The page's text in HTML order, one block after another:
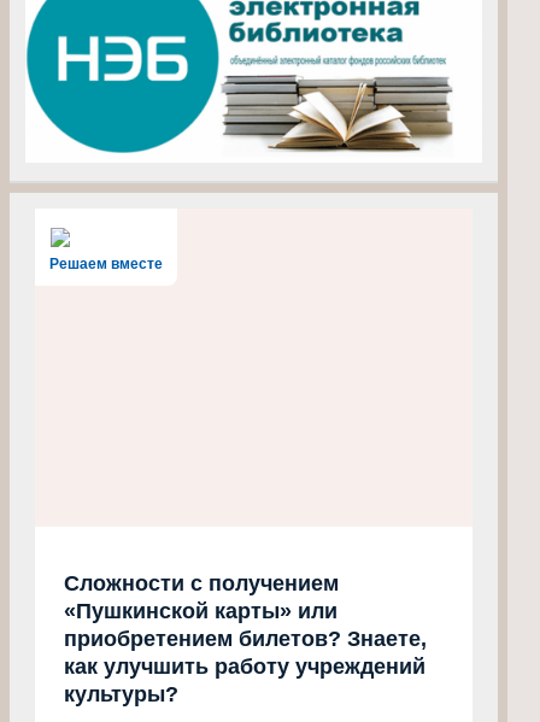
Решаем вместе
Сложности с получением
«Пушкинской карты» или
приобретением билетов? Знаете,
как улучшить работу учреждений
культуры?